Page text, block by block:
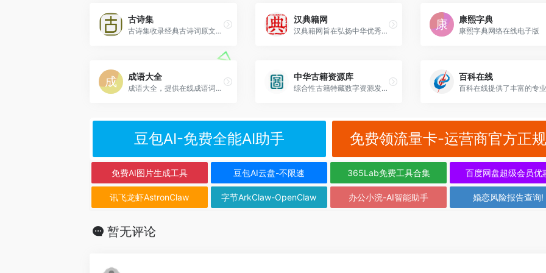
古诗集
古诗集收录经典古诗词原文及翻译、注释、赏析。包括小学、初中、高中古诗大全、唐诗、宋词、元曲三百首、以及经典名诗名句、古诗分类、诗词名句等古诗大全查询。
汉典籍网
汉典籍网旨在弘扬中华优秀传统文化，现提供典籍基本信息查询服务，未来将持续完善经典文献资源，打造便捷的国学典籍检索平台。
康熙字典
康熙字典网络在线电子版
成语大全
成语大全，提供在线成语词典。包含9万多成语拼音、成语解释、成语示例、成语歇后语、成语谜语、成语故事、成语接龙、近义词、反义词等查询。
中华古籍资源库
综合性古籍特藏数字资源发布共享平台
百科在线
豆包AI-免费全能AI助手 免费领流量卡-运营商官方正规
免费AI图片生成工具 豆包AI云盘-不限速 365Lab免费工具合集 百度网盘超级会员优
讯飞龙虾AstronClaw 字节ArkClaw-OpenClaw 办公小浣-AI智能助手 婚恋风险报告查询!
暂无评论